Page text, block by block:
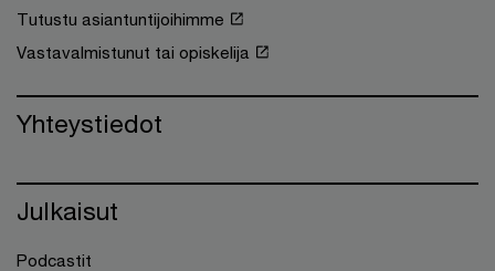
Tutustu asiantuntijoihimme
Vastavalmistunut tai opiskelija
Yhteystiedot
Julkaisut
Podcastit